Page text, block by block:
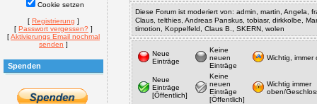
Cookie setzen
[ Registrierung ]
[ Passwort vergessen? ]
[Aktivierungs Email nochmal
senden ]
Spenden
Diese Forum ist moderiert von: admin, martin, Angela,
Claus, telthies, Andreas Panskus, tobiasr, dirkkolbe,
timotion, Koppelfeld, Claus B., SKERN, wolen
Neue
Einträge
Keine
neuen
Einträge
Wichtig, immer
Neue
Einträge
[Öffentlich]
Keine
neuen
Einträge
[Öffentlich]
Wichtig immer
oben/